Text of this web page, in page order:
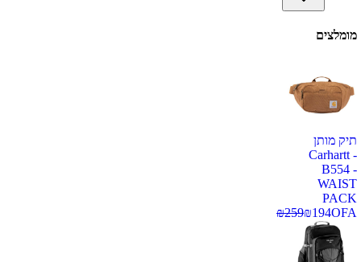
מומלצים
תיק מותן
Carhartt -
B554 -
WAIST
PACK
OFA
₪194
₪259